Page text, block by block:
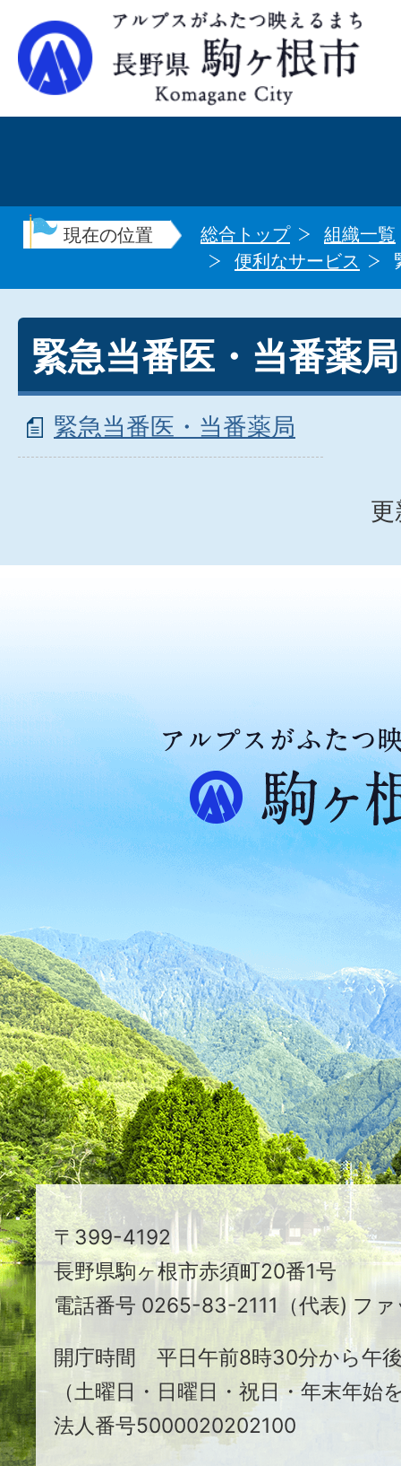
現在の位置 総合トップ
組織一覧
便利なサービス
緊急当番医・当番薬局
緊急当番医・当番薬局
ア
ル
プ
ス
が
た
つ
映
え
る
ま
ち
駒
ヶ
根
市
〒399-4192
長野県駒ヶ根市赤須町20番1号
電話番号 0265-83-2111（代表) フ
開庁時間 平日午前8時30分から午
（土曜日・日曜日・祝日・年末年始
法人番号5000020202100